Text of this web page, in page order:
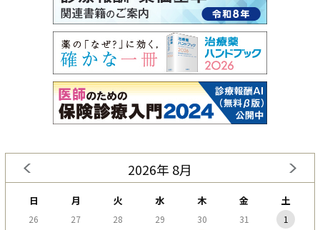
2026年 8月
日 月 火 水 木 金 土
26 27 28 29 30 31
1